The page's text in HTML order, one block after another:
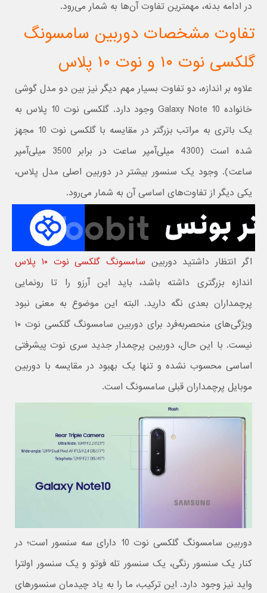
در ادامه بدنه، مهمترین تفاوت‌ آن‌ها به شمار می‌رود.
تفاوت مشخصات دوربین سامسونگ
گلکسی نوت ۱۰ و نوت ۱۰ پلاس
علاوه بر اندازه، دو تفاوت بسیار مهم دیگر نیز بین دو مدل گوشی
خانواده Galaxy Note 10 وجود دارد. گلکسی نوت 10 پلاس به
یک باتری به مراتب بزرگتر در مقایسه با گلکسی نوت 10 مجهز
شده است (4300 میلی‌آمپر ساعت در برابر 3500 میلی‌آمپر
ساعت). وجود یک سنسور بیشتر در دوربین اصلی مدل پلاس،
یکی دیگر از تفاوت‌های اساسی آن به شمار می‌رود.
اگر انتظار داشتید دوربین سامسونگ گلکسی نوت ۱۰ پلاس
اندازه بزرگتری داشته باشد، باید این آرزو را تا رونمایی
پرچمداران بعدی نگه دارید. البته این موضوع به معنی نبود
ویژگی‌های منحصربه‌فرد برای دوربین سامسونگ گلکسی نوت ۱۰
نیست. با این حال، دوربین پرچمدار جدید سری نوت پیشرفتی
اساسی محسوب نشده و تنها یک بهبود در مقایسه با دوربین
موبایل پرچمداران قبلی سامسونگ است.
دوربین سامسونگ گلکسی نوت 10 دارای سه سنسور است؛ در
کنار یک سنسور رنگی، یک سنسور تله فوتو و یک سنسور اولترا
واید نیز وجود دارد. این ترکیب، ما را به یاد چیدمان سنسورهای